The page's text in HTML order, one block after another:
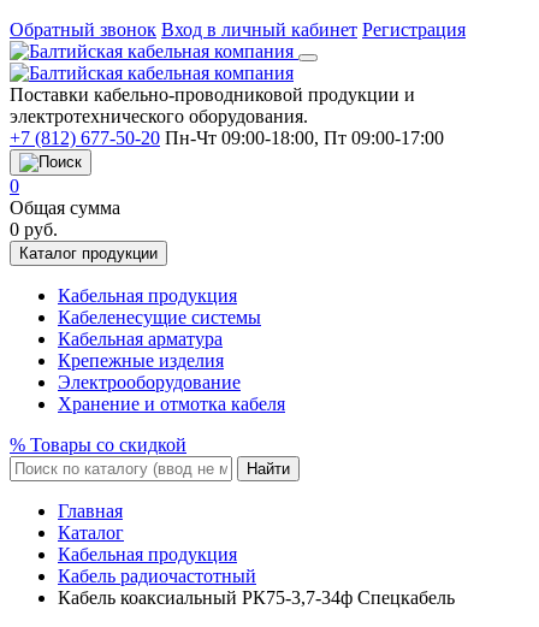
Обратный звонок Вход в личный кабинет Регистрация
Поставки кабельно-проводниковой продукции и
электротехнического оборудования.
+7 (812) 677-50-20 Пн-Чт 09:00-18:00, Пт 09:00-17:00
0
Общая сумма
0 руб.
Каталог продукции
Кабельная продукция
Кабеленесущие системы
Кабельная арматура
Крепежные изделия
Электрооборудование
Хранение и отмотка кабеля
% Товары со скидкой
Найти
Главная
Каталог
Кабельная продукция
Кабель радиочастотный
Кабель коаксиальный РК75-3,7-34ф Спецкабель